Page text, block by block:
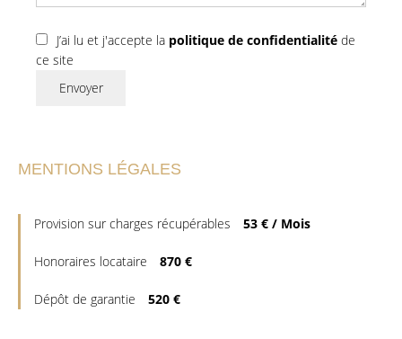
J’ai lu et j'accepte la politique de confidentialité de
ce site
Envoyer
MENTIONS LÉGALES
Provision sur charges récupérables 53 € / Mois
Honoraires locataire 870 €
Dépôt de garantie 520 €